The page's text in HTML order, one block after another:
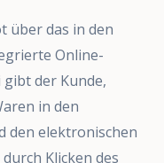
über das in den
Online-
der Kunde,
in den
den elektronischen
Klicken des